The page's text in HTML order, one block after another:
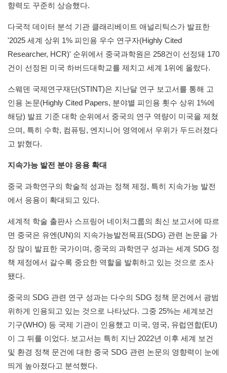
향력도 꾸준히 상승했다.
다국적 데이터 분석 기관 클래리베이트 애널리틱스가 발표한
'2025 세계 상위 1% 피인용 우수 연구자(Highly Cited
Researcher, HCR)' 순위에서 중국과학원은 258건이 선정돼 170
건이 선정된 미국 하버드대학교를 제치고 세계 1위에 올랐다.
스웨덴 국제연구재단(STINT)은 지난달 연구 보고서를 통해 고
인용 논문(Highly Cited Papers, 분야별 피인용 횟수 상위 1%에
해당) 발표 기준 대학 순위에서 중국의 연구 역량이 미국을 제쳤
으며, 특히 수학, 컴퓨팅, 엔지니어 영역에서 우위가 두드러졌다
고 밝혔다.
지속가능 발전 분야 응용 확대
중국 과학연구의 학술적 성과는 정책 제정, 특히 지속가능 발전
에서 응용이 확대되고 있다.
세계적 학술 출판사 스프링어 네이처그룹의 최신 보고서에 따르
면 중국은 유엔(UN)의 지속가능발전목표(SDG) 관련 논문을 가
장 많이 발표한 국가이며, 중국의 과학연구 성과는 세계 SDG 정
책 제정에서 갈수록 중요한 역할을 발휘하고 있는 것으로 조사
됐다.
중국의 SDG 관련 연구 성과는 다수의 SDG 정책 문건에서 광범
위하게 인용되고 있는 것으로 나타났다. 그중 25%는 세계보건
기구(WHO) 등 국제 기관이 인용했고 미국, 영국, 유럽연합(EU)
이 그 뒤를 이었다. 보고서는 특히 지난 2022년 이후 세계 보건
및 환경 정책 문건에 대한 중국 SDG 관련 논문의 영향력이 눈에
띄게 높아졌다고 분석했다.